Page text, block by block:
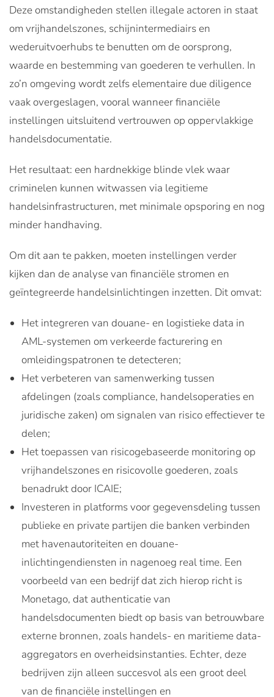
Deze omstandigheden stellen illegale actoren in staat
om vrijhandelszones, schijnintermediairs en
wederuitvoerhubs te benutten om de oorsprong,
waarde en bestemming van goederen te verhullen. In
zo’n omgeving wordt zelfs elementaire due diligence
vaak overgeslagen, vooral wanneer financiële
instellingen uitsluitend vertrouwen op oppervlakkige
handelsdocumentatie.
Het resultaat: een hardnekkige blinde vlek waar
criminelen kunnen witwassen via legitieme
handelsinfrastructuren, met minimale opsporing en nog
minder handhaving.
Om dit aan te pakken, moeten instellingen verder
kijken dan de analyse van financiële stromen en
geïntegreerde handelsinlichtingen inzetten. Dit omvat:
Het integreren van douane- en logistieke data in
AML-systemen om verkeerde facturering en
omleidingspatronen te detecteren;
Het verbeteren van samenwerking tussen
afdelingen (zoals compliance, handelsoperaties en
juridische zaken) om signalen van risico effectiever te
delen;
Het toepassen van risicogebaseerde monitoring op
vrijhandelszones en risicovolle goederen, zoals
benadrukt door ICAIE;
Investeren in platforms voor gegevensdeling tussen
publieke en private partijen die banken verbinden
met havenautoriteiten en douane-
inlichtingendiensten in nagenoeg real time. Een
voorbeeld van een bedrijf dat zich hierop richt is
Monetago, dat authenticatie van
handelsdocumenten biedt op basis van betrouwbare
externe bronnen, zoals handels- en maritieme data-
aggregators en overheidsinstanties. Echter, deze
bedrijven zijn alleen succesvol als een groot deel
van de financiële instellingen en